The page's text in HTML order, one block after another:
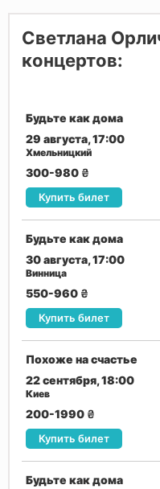
Светлана
концертов:
Будьте как дома
29 августа, 17:00
Хмельницкий
300-980 ₴
Купить билет
Будьте как дома
30 августа, 17:00
Винница
550-960 ₴
Купить билет
Похоже на счастье
22 сентября, 18:00
Киев
200-1990 ₴
Купить билет
Будьте как дома